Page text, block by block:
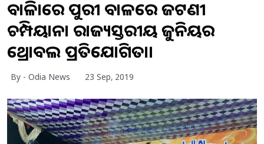
ବାଳିକାରେ ପୁରୀ ବାଳକରେ ଜଟଣୀ
ଚମ୍ପିୟାନ। ରାଜ୍ୟସ୍ତରୀୟ ଜୁନିୟର
ଥ୍ରୋବଲ ପ୍ରତିଯୋଗିତା।
By - Odia News 23 Sep, 2019